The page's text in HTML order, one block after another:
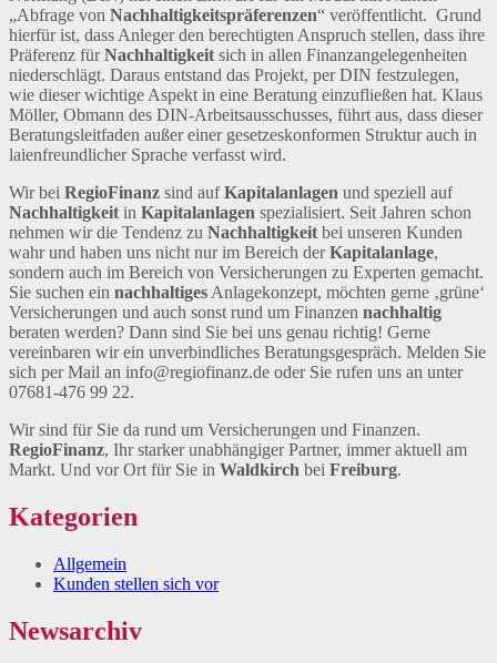
„Abfrage von Nachhaltigkeitspräferenzen“ veröffentlicht. Grund
hierfür ist, dass Anleger den berechtigten Anspruch stellen, dass ihre
Präferenz fürNachhaltigkeit sich in allen Finanzangelegenheiten
niederschlägt. Daraus entstand das Projekt, per DIN festzulegen,
wie dieser wichtige Aspekt in eine Beratung einzufließen hat. Klaus
Möller, Obmann des DIN-Arbeitsausschusses, führt aus, dass dieser
Beratungsleitfaden außer einer gesetzeskonformen Struktur auch in
laienfreundlicher Sprache verfasst wird.
Wir bei RegioFinanz sind aufKapitalanlagen und speziell auf
Nachhaltigkeit in Kapitalanlagen spezialisiert. Seit Jahren schon
nehmen wir die Tendenz zu Nachhaltigkeit bei unseren Kunden
wahr und haben uns nicht nur im Bereich derKapitalanlage,
sondern auch im Bereich von Versicherungen zu Experten gemacht.
Sie suchen ein nachhaltiges Anlagekonzept, möchten gerne ‚grüne‘
Versicherungen und auch sonst rund um Finanzen nachhaltig
beraten werden? Dann sind Sie bei uns genau richtig! Gerne
vereinbaren wir ein unverbindliches Beratungsgespräch. Melden Sie
sich per Mail an info@regiofinanz.de oder Sie rufen uns an unter
07681-476 99 22.
Wir sind für Sie da rund um Versicherungen und Finanzen.
RegioFinanz, Ihr starker unabhängiger Partner, immer aktuell am
Markt. Und vor Ort für Sie in Waldkirch bei Freiburg.
Kategorien
Allgemein
Kunden stellen sich vor
Newsarchiv